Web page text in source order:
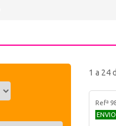
1 a 24
Refª